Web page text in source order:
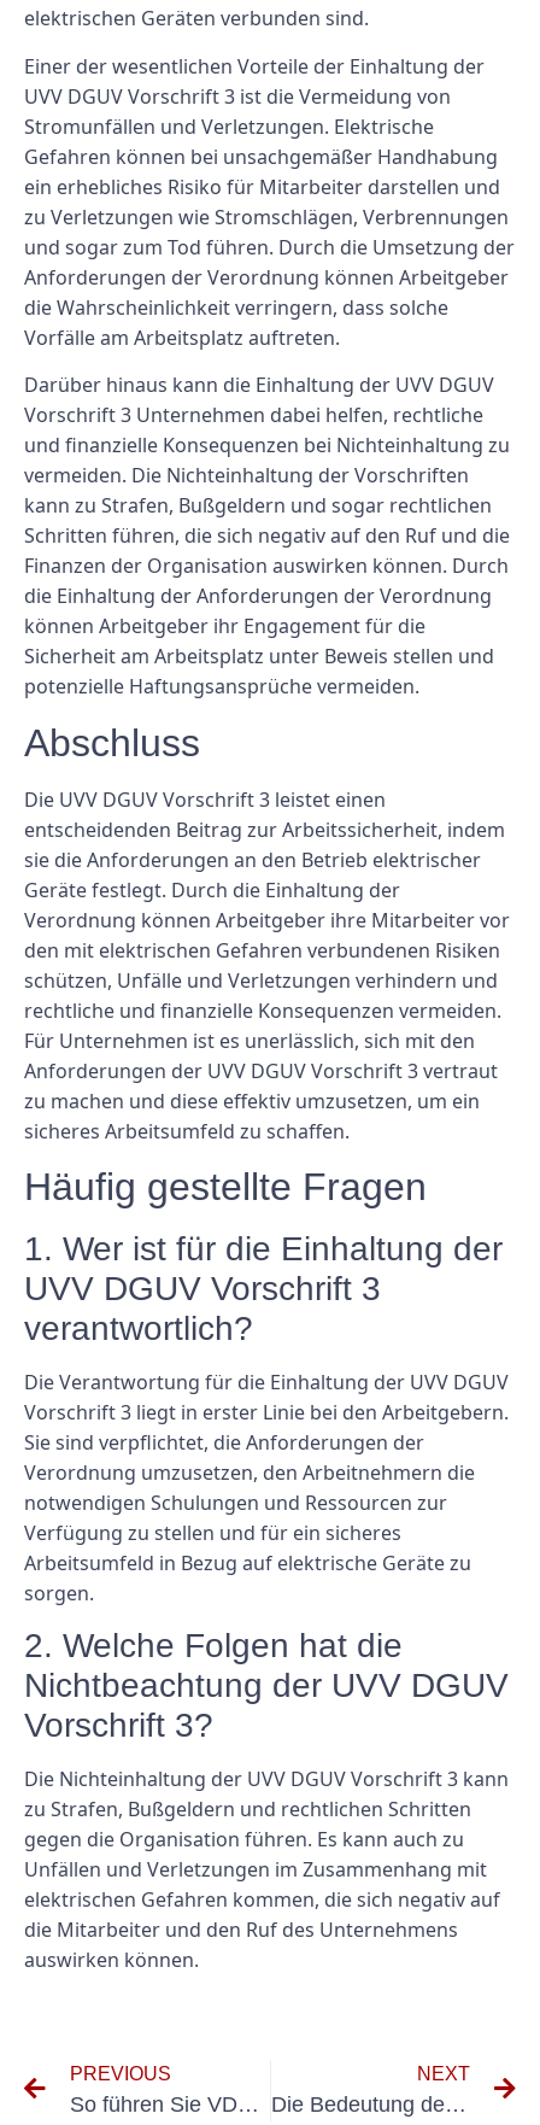
elektrischen Geräten verbunden sind.
Einer der wesentlichen Vorteile der Einhaltung der
UVV DGUV Vorschrift 3 ist die Vermeidung von
Stromunfällen und Verletzungen. Elektrische
Gefahren können bei unsachgemäßer Handhabung
ein erhebliches Risiko für Mitarbeiter darstellen und
zu Verletzungen wie Stromschlägen, Verbrennungen
und sogar zum Tod führen. Durch die Umsetzung der
Anforderungen der Verordnung können Arbeitgeber
die Wahrscheinlichkeit verringern, dass solche
Vorfälle am Arbeitsplatz auftreten.
Darüber hinaus kann die Einhaltung der UVV DGUV
Vorschrift 3 Unternehmen dabei helfen, rechtliche
und finanzielle Konsequenzen bei Nichteinhaltung zu
vermeiden. Die Nichteinhaltung der Vorschriften
kann zu Strafen, Bußgeldern und sogar rechtlichen
Schritten führen, die sich negativ auf den Ruf und die
Finanzen der Organisation auswirken können. Durch
die Einhaltung der Anforderungen der Verordnung
können Arbeitgeber ihr Engagement für die
Sicherheit am Arbeitsplatz unter Beweis stellen und
potenzielle Haftungsansprüche vermeiden.
Abschluss
Die UVV DGUV Vorschrift 3 leistet einen
entscheidenden Beitrag zur Arbeitssicherheit, indem
sie die Anforderungen an den Betrieb elektrischer
Geräte festlegt. Durch die Einhaltung der
Verordnung können Arbeitgeber ihre Mitarbeiter vor
den mit elektrischen Gefahren verbundenen Risiken
schützen, Unfälle und Verletzungen verhindern und
rechtliche und finanzielle Konsequenzen vermeiden.
Für Unternehmen ist es unerlässlich, sich mit den
Anforderungen der UVV DGUV Vorschrift 3 vertraut
zu machen und diese effektiv umzusetzen, um ein
sicheres Arbeitsumfeld zu schaffen.
Häufig gestellte Fragen
1. Wer ist für die Einhaltung der
UVV DGUV Vorschrift 3
verantwortlich?
Die Verantwortung für die Einhaltung der UVV DGUV
Vorschrift 3 liegt in erster Linie bei den Arbeitgebern.
Sie sind verpflichtet, die Anforderungen der
Verordnung umzusetzen, den Arbeitnehmern die
notwendigen Schulungen und Ressourcen zur
Verfügung zu stellen und für ein sicheres
Arbeitsumfeld in Bezug auf elektrische Geräte zu
sorgen.
2. Welche Folgen hat die
Nichtbeachtung der UVV DGUV
Vorschrift 3?
Die Nichteinhaltung der UVV DGUV Vorschrift 3 kann
zu Strafen, Bußgeldern und rechtlichen Schritten
gegen die Organisation führen. Es kann auch zu
Unfällen und Verletzungen im Zusammenhang mit
elektrischen Gefahren kommen, die sich negativ auf
die Mitarbeiter und den Ruf des Unternehmens
auswirken können.
PREVIOUS
So führen Sie VDE 0100-Messungen in elektrischen Anlagen richtig durch
NEXT
Die Bedeutung der Maschinenprüfung DIN VDE 0113 für die elektrische Sicherheit verstehen